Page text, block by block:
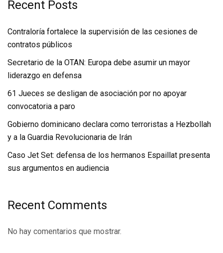
Recent Posts
Contraloría fortalece la supervisión de las cesiones de
contratos públicos
Secretario de la OTAN: Europa debe asumir un mayor
liderazgo en defensa
61 Jueces se desligan de asociación por no apoyar
convocatoria a paro
Gobierno dominicano declara como terroristas a Hezbollah
y a la Guardia Revolucionaria de Irán
Caso Jet Set: defensa de los hermanos Espaillat presenta
sus argumentos en audiencia
Recent Comments
No hay comentarios que mostrar.